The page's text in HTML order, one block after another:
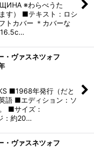
※わらべうた
す） ■テキスト：ロシ
トカバー ＊カバーな
・ヴァスネツォフ
■1968年発行（だと
語 ■エディション：ソ
■サイズ：
：約20…
・ヴァスネツォフ